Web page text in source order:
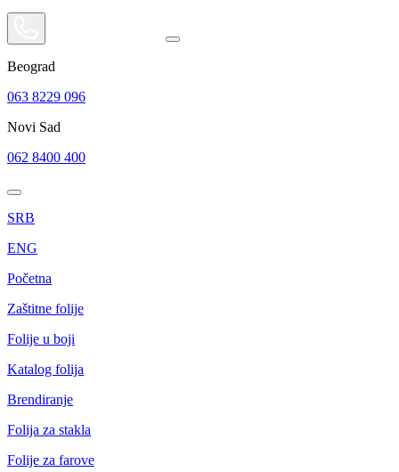
Beograd
063 8229 096
Novi Sad
062 8400 400
SRB
ENG
Početna
Zaštitne folije
Folije u boji
Katalog folija
Brendiranje
Folija za stakla
Folije za farove